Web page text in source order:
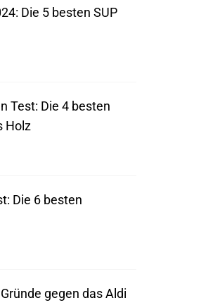
Die 5 besten SUP
Test: Die 4 besten
Holz
Die 6 besten
gegen das Aldi